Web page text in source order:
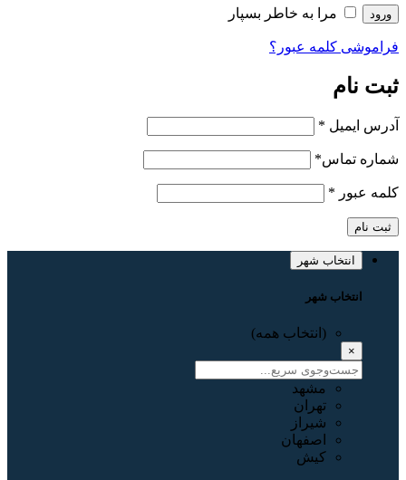
ورود مرا به خاطر بسپار
فراموشی کلمه عبور؟
ثبت نام
آدرس ایمیل *
شماره تماس*
کلمه عبور *
ثبت نام
انتخاب شهر
انتخاب شهر
(انتخاب همه)
×
مشهد
تهران
شیراز
اصفهان
کیش